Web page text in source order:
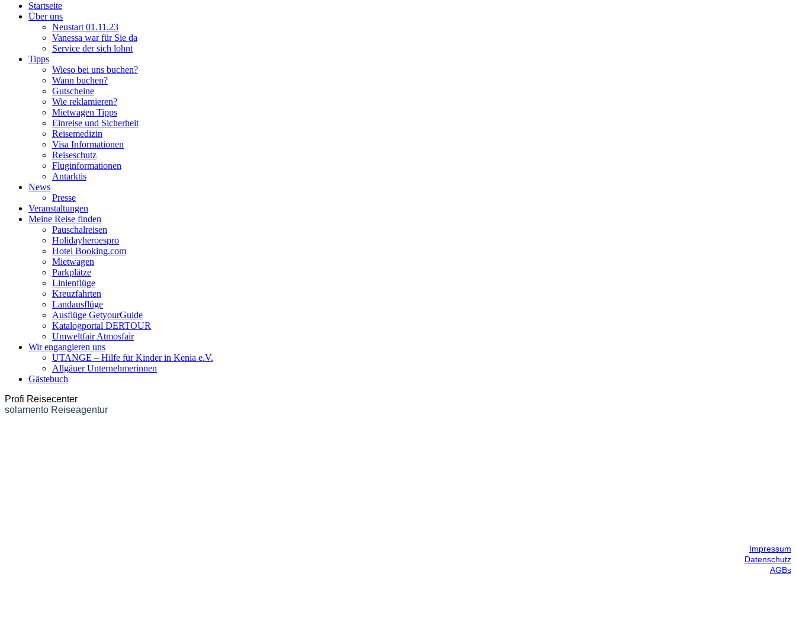
Startseite
Über uns
Neustart 01.11.23
Vanessa war für Sie da
Service der sich lohnt
Tipps
Wieso bei uns buchen?
Wann buchen?
Gutscheine
Wie reklamieren?
Mietwagen Tipps
Einreise und Sicherheit
Reisemedizin
Visa Informationen
Reiseschutz
Fluginformationen
Antarktis
News
Presse
Veranstaltungen
Meine Reise finden
Pauschalreisen
Holidayheroespro
Hotel Booking.com
Mietwagen
Parkplätze
Linienflüge
Kreuzfahrten
Landausflüge
Ausflüge GetyourGuide
Katalogportal DERTOUR
Umweltfair Atmosfair
Wir engangieren uns
UTANGE – Hilfe für Kinder in Kenia e.V.
Allgäuer Unternehmerinnen
Gästebuch
Profi Reisecenter
solamento Reiseagentur
Impressum
Datenschutz
AGBs